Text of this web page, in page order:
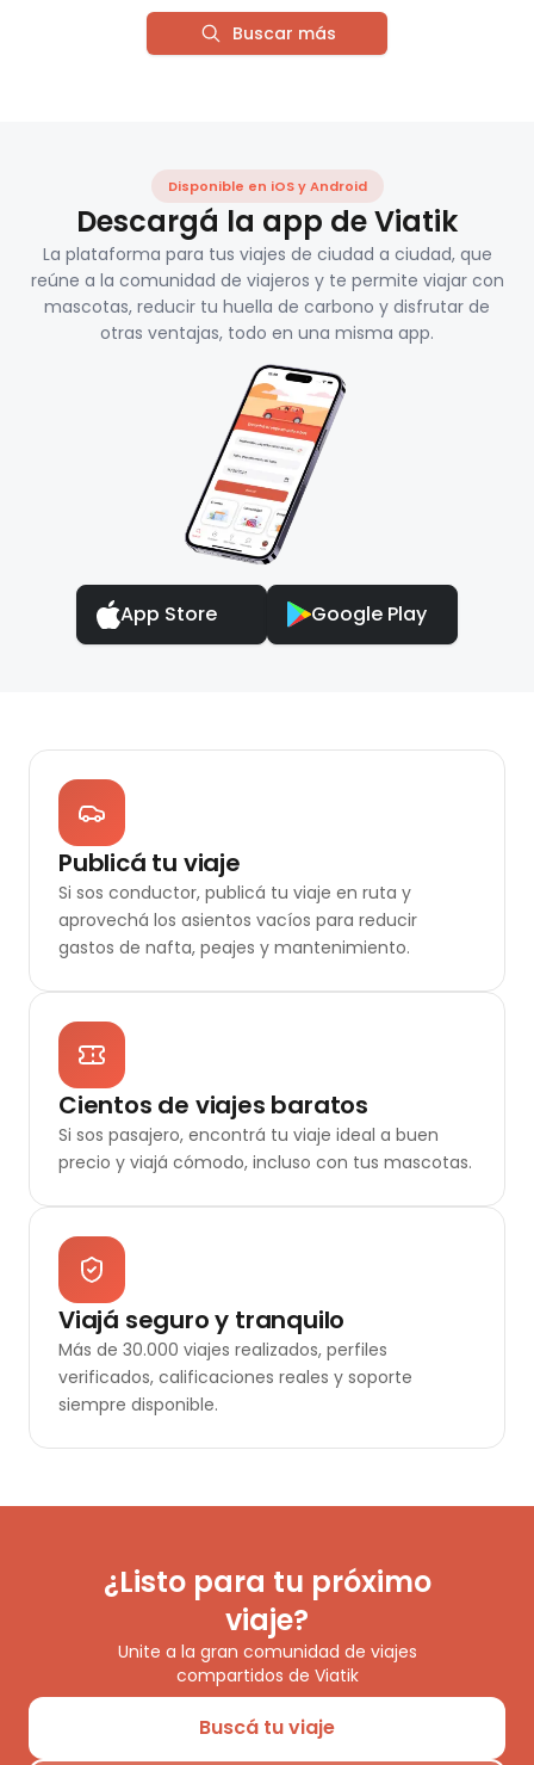
Buscar más
Disponible en iOS y Android
Descargá la app de Viatik
La plataforma para tus viajes de ciudad a ciudad, que
reúne a la comunidad de viajeros y te permite viajar con
mascotas, reducir tu huella de carbono y disfrutar de
otras ventajas, todo en una misma app.
App Store Google Play
Publicá tu viaje
Si sos conductor, publicá tu viaje en ruta y
aprovechá los asientos vacíos para reducir
gastos de nafta, peajes y mantenimiento.
Cientos de viajes baratos
Si sos pasajero, encontrá tu viaje ideal a buen
precio y viajá cómodo, incluso con tus mascotas.
Viajá seguro y tranquilo
Más de 30.000 viajes realizados, perfiles
verificados, calificaciones reales y soporte
siempre disponible.
¿Listo para tu próximo
viaje?
Unite a la gran comunidad de viajes
compartidos de Viatik
Buscá tu viaje